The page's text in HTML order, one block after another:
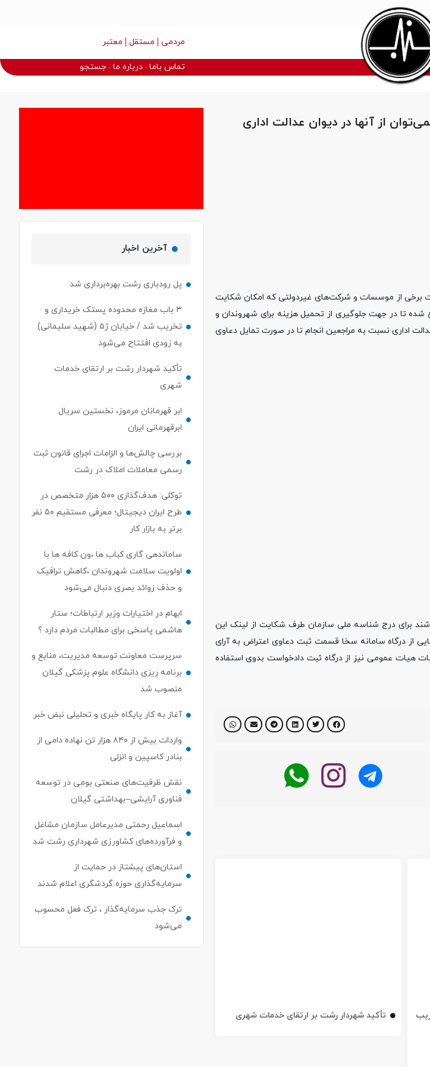
مردمی مستقل معتبر
تماس باما درباره ما جستجو
از آنها در دیوان عدالت اداری
برخی از موسسات و شرکت‌های غیردولتی که امکان شکایت
شده تا در جهت جلوگیری از تحمیل هزینه برای شهروندان و
اداری نسبت به مراجعین انجام تا در صورت تمایل دعاوی
برای درج شناسه ملی سازمان طرف شکایت از لینک این
از درگاه سامانه سخا قسمت ثبت دعاوی اعتراض به آرای
هیات عمومی نیز از درگاه ثبت دادخواست بدوی استفاده
تأکید شهردار رشت بر ارتقای خدمات شهری
آخرین اخبار
پل رودباری رشت بهره‌برداری شد
۳ باب مغازه محدوده پستک خریداری و
تخریب شد / خیابان ژ۵ (شهید سلیمانی)
به زودی افتتاح می‌شود
تأکید شهردار رشت بر ارتقای خدمات
شهری
ابر قهرمانان مرموز، نخستین سریال
ابرقهرمانی ایران
بررسی چالش‌ها و الزامات اجرای قانون ثبت
رسمی معاملات املاک در رشت
توکلی: هدف‌گذاری ۵۰۰ هزار متخصص در
طرح ایران دیجیتال؛ معرفی مستقیم ۵۰ نفر
برتر به بازار کار
ساماندهی گاری کباب ها ،ون کافه ها با
اولویت سلامت شهروندان ،کاهش ترافیک
و حذف زوائد بصری دنبال می‌شود
ابهام در اختیارات وزیر ارتباطات؛ ستار
هاشمی پاسخی برای مطالبات مردم دارد ؟
سرپرست معاونت توسعه مدیریت، منابع و
برنامه ریزی دانشگاه علوم پزشکی گیلان
منصوب شد
آغاز به کار پایگاه خبری و تحلیلی نبض خبر
واردات بیش از ۸۴۰ هزار تن نهاده دامی از
بنادر كاسپین و انزلی
نقش ظرفیت‌های صنعتی بومی در توسعه
فناوری آرایشی–بهداشتی گیلان
اسماعیل رحمتی مدیرعامل سازمان مشاغل
و فرآورده‌های کشاورزی شهرداری رشت شد
استان‌های پیشتاز در حمایت از
سرمایه‌گذاری حوزه گردشگری اعلام شدند
ترک جذب سرمایه‌گذار ، ترک فعل محسوب
می‌شود